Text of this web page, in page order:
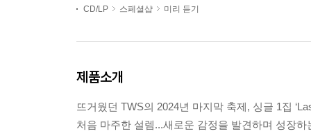
CD/LP
스페셜샵 미리 듣기
제품소개
뜨거웠던 TWS의 2024년 마지막 축제, 싱글 1집
처음 마주한 설렘...새로운 감정을 발견하며 성장하